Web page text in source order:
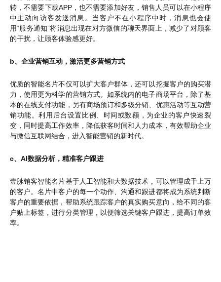
转，不需要下载APP，也不需要添加好友，销售人员可以在小程序
中主动向访客发送消息。当客户不在小程序中时，消息也会使
用“服务通知”将消息出现在对方微信的聊天界面上，减少了对顾客
的干扰，让顾客体验感更好。
b、企业营销互动，激活更多营销方式
优质的智能名片不仅可以扩大客户群体，还可以挖掘客户的购买潜
力，使用更为科学的营销方式。如系统内的电子商场平台，除了基
本的在线支付功能，另有商场预订和多级分销、优惠活动等互动营
销功能。利用后台设置比例、时间或数额，为企业的客户快速裂
变，同时提高工作效率，降低获客时间和人力成本，有效帮助企业
与微信互联网结合，进入智能营销的新时代。
c、AI数据分析，精准客户跟进
壹脉销客智能名片基于人工智能和大数据技术，可以管理成千上万
的客户。名片中客户的每一个动作、沟通和跟进都将成为系统判断
客户的重要依据，帮助系统跟踪客户的真实购买意向，给不同的客
户贴上标签，进行分类管理，以便筛选关键客户跟进，提高订单效
率。